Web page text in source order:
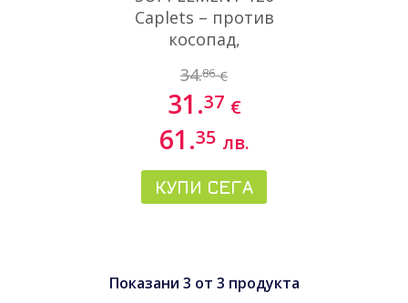
Caplets – против
косопад,
слаба коса
34.86 €
31.37 €
61.35 лв.
КУПИ СЕГА
Показани 3 от 3 продукта